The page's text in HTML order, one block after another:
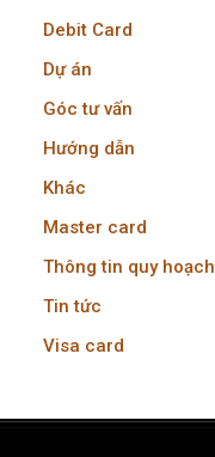
Debit Card
Dự án
Góc tư vấn
Hướng dẫn
Khác
Master card
Thông tin quy hoạch
Tin tức
Visa card